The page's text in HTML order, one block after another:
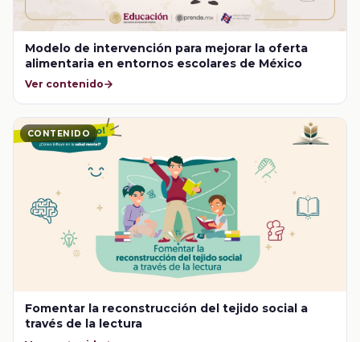
Modelo de intervención para mejorar la oferta
alimentaria en entornos escolares de México
Ver contenido
CONTENIDO
Fomentar la reconstrucción del tejido social a
través de la lectura